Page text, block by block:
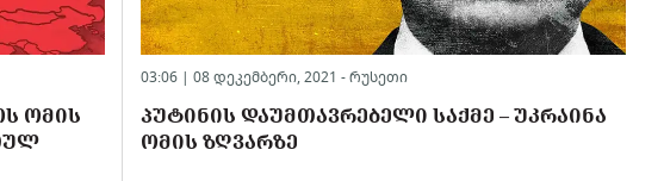
ᲝᲛᲘᲡ
03:06 | 08 დეკემბერი, 2021 -რუსეთი
ᲞᲣᲢᲘᲜᲘᲡ ᲓᲐᲣᲛᲗᲐᲕᲠᲔᲑᲔᲚᲘ ᲡᲐᲥᲛᲔ – ᲣᲙᲠᲐᲘᲜᲐ
ᲝᲛᲘᲡ ᲖᲦᲕᲐᲠᲖᲔ